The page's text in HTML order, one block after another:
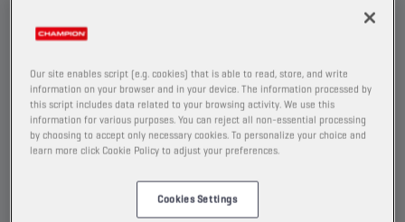
Our site enables script (e.g. cookies) that is able to read, store, and write
information on your browser and in your device. The information processed by
this script includes data related to your browsing activity. We use this
information for various purposes. You can reject all non-essential processing
by choosing to accept only necessary cookies. To personalize your choice and
learn more click Cookie Policy to adjust your preferences.
Cookies Settings